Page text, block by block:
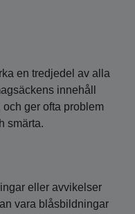
en tredjedel av alla
innehåll
ger ofta problem
smärta.
eller avvikelser
vara blåsbildningar